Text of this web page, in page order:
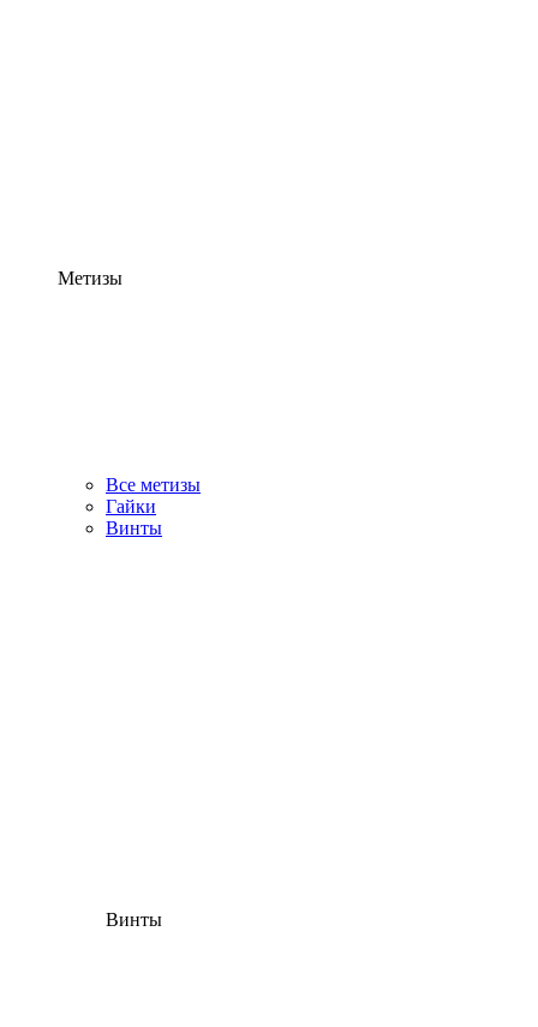
Метизы
Все метизы
Гайки
Винты
Винты